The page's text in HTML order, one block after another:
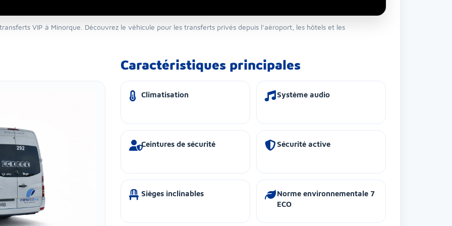
VIP à Minorque. Découvrez le véhicule pour les transferts privés depuis l’aéroport, les hôtels et les
Caractéristiques principales
Climatisation Système audio
Ceintures de sécurité Sécurité active
Sièges inclinables
Norme environnementale 7
ECO